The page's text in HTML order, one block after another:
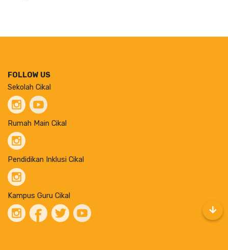
FOLLOW US
Sekolah Cikal
Rumah Main Cikal
Pendidikan Inklusi Cikal
Kampus Guru Cikal